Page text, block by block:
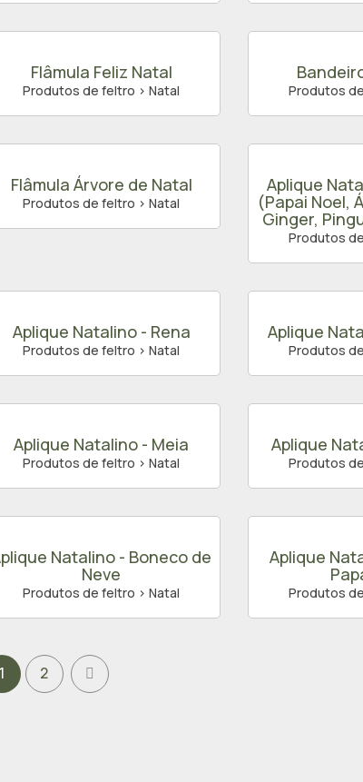
Flâmula Feliz Natal
Produtos de feltro > Natal Produtos
Flâmula Árvore de Natal
Produtos de feltro > Natal
Aplique
(Papai Noel,
Ginger,
Produtos
Aplique Natalino - Rena
Produtos de feltro > Natal
Aplique
Produtos
Aplique Natalino - Meia
Produtos de feltro > Natal
Aplique
Produtos
Natalino - Boneco de
Neve
Produtos de feltro > Natal
Aplique
Produtos
1 2